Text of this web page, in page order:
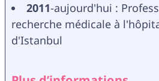
2011-aujourd'hui :
recherche médicale à
d'Istanbul